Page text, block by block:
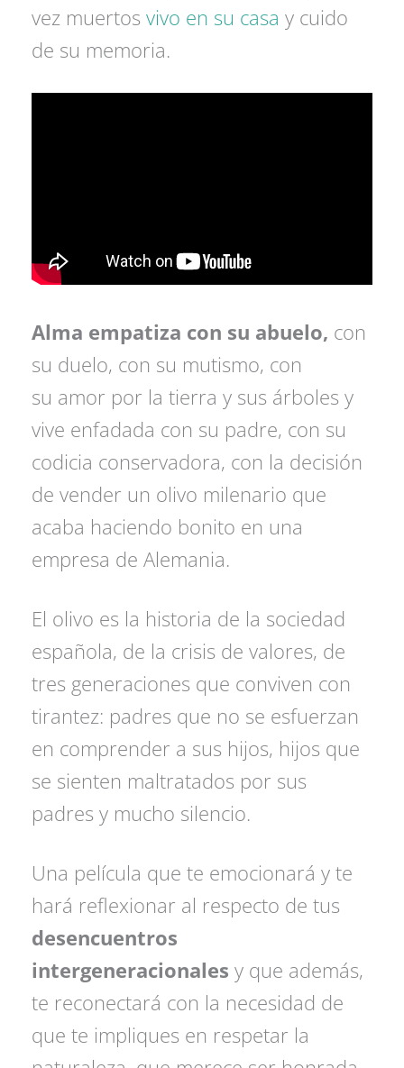
vez muertosvivo en su casa y cuido
de su memoria.
Alma empatiza con su abuelo, con
su duelo, con su mutismo, con
su amor por la tierra y sus árboles y
vive enfadada con su padre, con su
codicia conservadora, con la decisión
de vender un olivo milenario que
acaba haciendo bonito en una
empresa de Alemania.
El olivo es la historia de la sociedad
española, de la crisis de valores, de
tres generaciones que conviven con
tirantez: padres que no se esfuerzan
en comprender a sus hijos, hijos que
se sienten maltratados por sus
padres y mucho silencio.
Una película que te emocionará y te
hará reflexionar al respecto de tus
desencuentros
intergeneracionales y que además,
te reconectará con la necesidad de
que te impliques en respetar la